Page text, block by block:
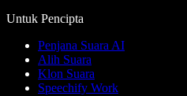
Untuk Pencipta
Penjana Suara AI
Alih Suara
Klon Suara
Speechify Work